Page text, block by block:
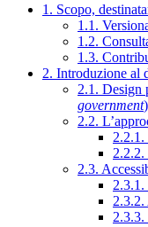
1. Scopo,
1.1.
1.2.
1.3.
2. Introduzione al
2.1. Design
government)
2.2.
2.2.1.
2.3.
2.3.2.
2.3.3.